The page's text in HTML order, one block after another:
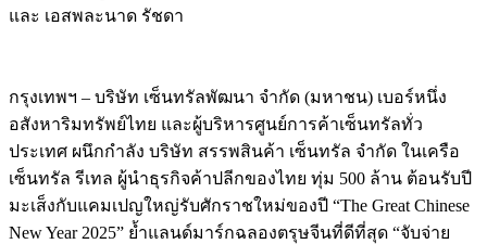
และ เอสพละนาด รัชดา
กรุงเทพฯ – บริษัท เซ็นทรัลพัฒนา จำกัด (มหาชน) เบอร์หนึ่ง
อสังหาริมทรัพย์ไทย และผู้บริหารศูนย์การค้าเซ็นทรัลทั่ว
ประเทศ ผนึกกำลัง บริษัท สรรพสินค้า เซ็นทรัล จำกัด ในเครือ
เซ็นทรัล รีเทล ผู้นำธุรกิจค้าปลีกของไทย ทุ่ม 500 ล้าน ต้อนรับปี
มะเส็งกับแคมเปญใหญ่รับศักราชใหม่ของปี “The Great Chinese
New Year 2025” ย้ำแลนด์มาร์กฉลองตรุษจีนที่ดีที่สุด “จับจ่าย